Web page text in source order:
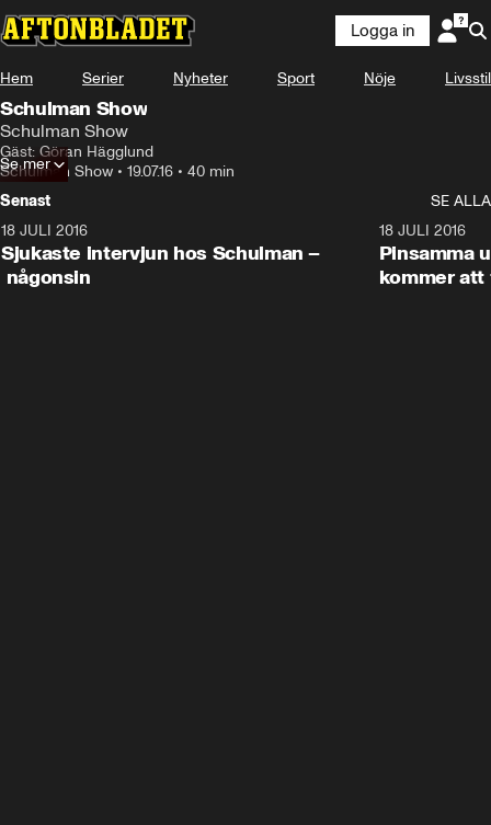
Logga in
Hem Serier Nyheter Sport Nöje Livsstil
Schulman Show
Schulman Show
Gäst: Göran Hägglund
Schulman Show • 19.07.16 • 40 min
Se mer
Senast
SE ALLA
18 JULI 2016
Sjukaste intervjun hos Schulman –
någonsin
18 JULI 2016
Pinsamma
kommer att